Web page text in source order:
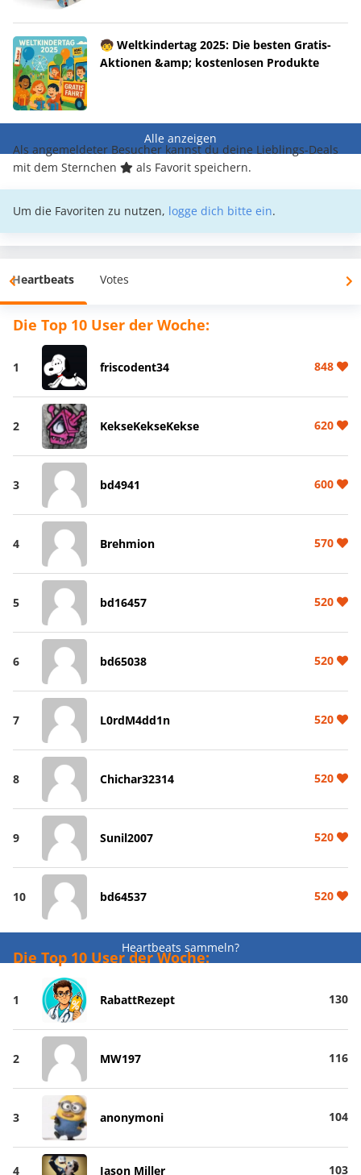
🧒 Weltkindertag 2025: Die besten Gratis-
Aktionen &amp; kostenlosen Produkte
Alle anzeigen
Als angemeldeter Besucher kannst du deine Lieblings-Deals
mit dem Sternchen
als Favorit speichern.
Um die Favoriten zu nutzen, logge dich bitte ein.
Heartbeats Votes
Die Top 10 User der Woche:
1 friscodent34 848
2 KekseKekseKekse 620
3 bd4941 600
4 Brehmion 570
5 bd16457 520
6 bd65038 520
7 L0rdM4dd1n 520
8 Chichar32314 520
9 Sunil2007 520
10 bd64537 520
Heartbeats sammeln?
Die Top 10 User der Woche:
1 RabattRezept 130
2 MW197 116
3 anonymoni 104
4 Jason Miller 103